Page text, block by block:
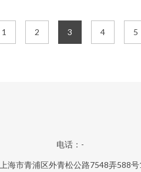
1 2 3 4 5
电话：-
海市青浦区外青松公路7548弄588